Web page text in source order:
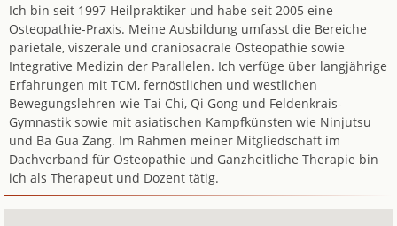
Ich bin seit 1997 Heilpraktiker und habe seit 2005 eine
Osteopathie-Praxis. Meine Ausbildung umfasst die Bereiche
parietale, viszerale und craniosacrale Osteopathie sowie
Integrative Medizin der Parallelen. Ich verfüge über langjährige
Erfahrungen mit TCM, fernöstlichen und westlichen
Bewegungslehren wie Tai Chi, Qi Gong und Feldenkrais-
Gymnastik sowie mit asiatischen Kampfkünsten wie Ninjutsu
und Ba Gua Zang. Im Rahmen meiner Mitgliedschaft im
Dachverband für Osteopathie und Ganzheitliche Therapie bin
ich als Therapeut und Dozent tätig.